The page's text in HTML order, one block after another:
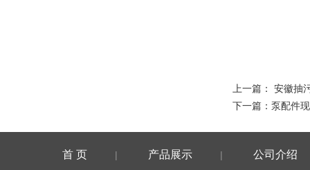
上一篇： 安徽抽
下一篇： 泵配件
首 页 | 产品展示 | 公司介绍